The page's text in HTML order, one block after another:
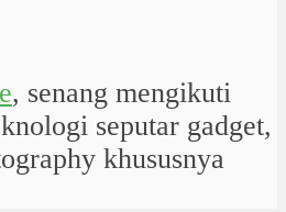
, senang mengikuti
seputar gadget,
khususnya